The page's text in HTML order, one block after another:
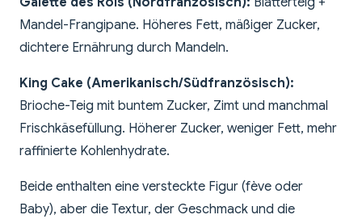
Mandel-Frangipane. Höheres Fett, mäßiger Zucker,
dichtere Ernährung durch Mandeln.
King Cake (Amerikanisch/Südfranzösisch):
Brioche-Teig mit buntem Zucker, Zimt und manchmal
Frischkäsefüllung. Höherer Zucker, weniger Fett, mehr
raffinierte Kohlenhydrate.
Beide enthalten eine versteckte Figur (fève oder
Baby), aber die Textur, der Geschmack und die